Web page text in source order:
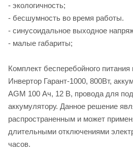
- экологичность;
- бесшумность во время работы.
- синусоидальное выходное
- малые габариты;
Комплект бесперебойного
Инвертор Гарант-1000, 800Вт,
AGM 100 Ач, 12 В, провода для
аккумулятору. Данное решение
распространенным и может
длительными отключениями
часов.